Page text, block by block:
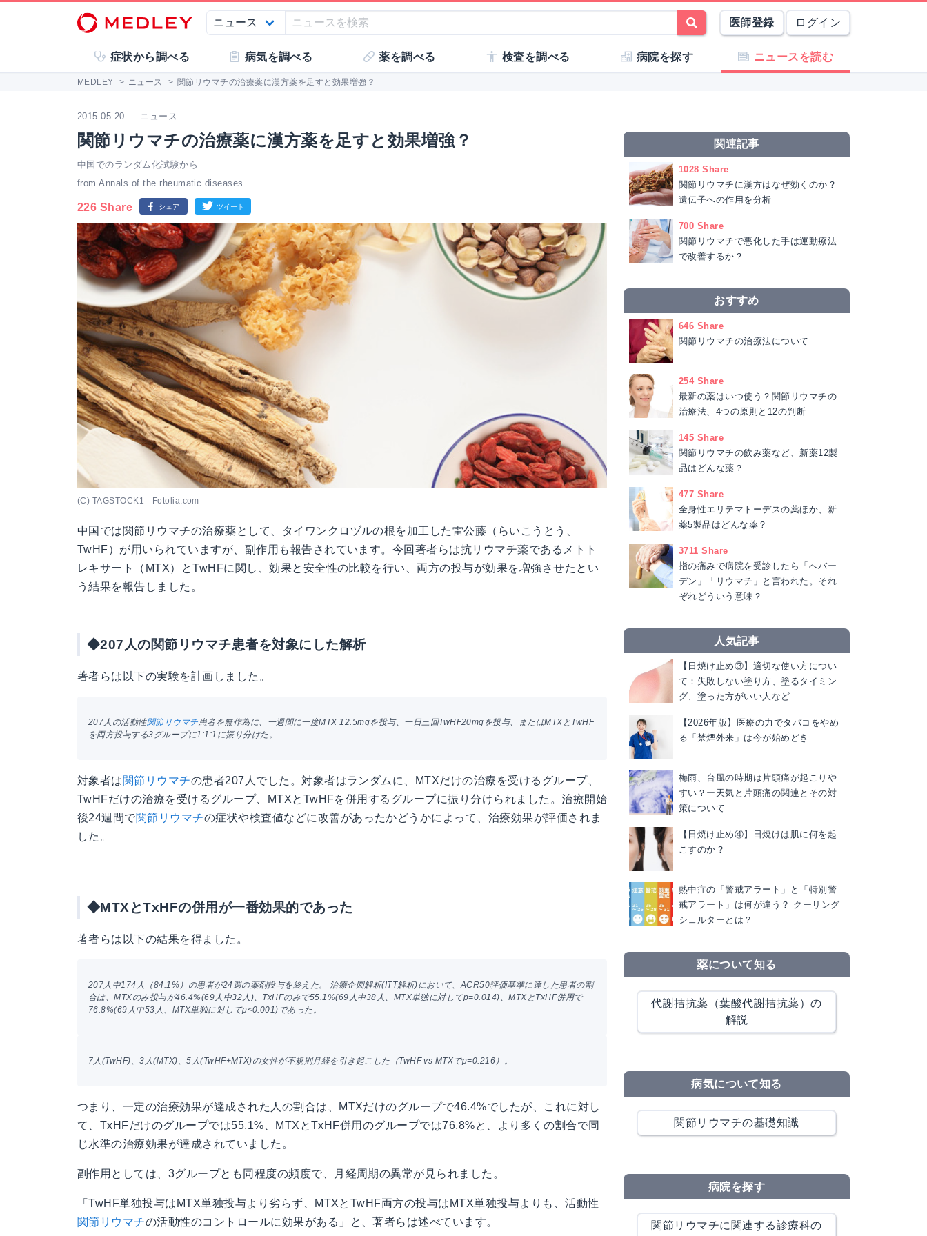
医師登録 ログイン
症状から調べる 病気を調べる 薬を調べる 検査を調べる 病院を探す ニュースを読む
MEDLEY > ニュース > 関節リウマチの治療薬に漢方薬を足すと効果増強？
2015.05.20 ｜ ニュース
関節リウマチの治療薬に漢方薬を足すと効果増強？
中国でのランダム化試験から
from Annals of the rheumatic diseases
226 Share
(C) TAGSTOCK1 - Fotolia.com
中国では関節リウマチの治療薬として、タイワンクロヅルの根を加工した雷公藤（らいこうとう、
TwHF）が用いられていますが、副作用も報告されています。今回著者らは抗リウマチ薬であるメトト
レキサート（MTX）とTwHFに関し、効果と安全性の比較を行い、両方の投与が効果を増強させたとい
う結果を報告しました。
◆207人の関節リウマチ患者を対象にした解析
著者らは以下の実験を計画しました。
207人の活動性関節リウマチ患者を無作為に、一週間に一度MTX 12.5mgを投与、一日三回TwHF20mgを投与、またはMTXとTwHF
を両方投与する3グループに1:1:1に振り分けた。
対象者は関節リウマチの患者207人でした。対象者はランダムに、MTXだけの治療を受けるグループ、
TwHFだけの治療を受けるグループ、MTXとTwHFを併用するグループに振り分けられました。治療開始
後24週間で関節リウマチの症状や検査値などに改善があったかどうかによって、治療効果が評価されま
した。
◆MTXとTxHFの併用が一番効果的であった
著者らは以下の結果を得ました。
207人中174人（84.1%）の患者が24週の薬剤投与を終えた。 治療企図解析(ITT解析)において、ACR50評価基準に達した患者の割
合は、MTXのみ投与が46.4%(69人中32人)、TxHFのみで55.1%(69人中38人、MTX単独に対してp=0.014)、MTXとTxHF併用で
76.8%(69人中53人、MTX単独に対してp<0.001)であった。
7人(TwHF)、3人(MTX)、5人(TwHF+MTX)の女性が不規則月経を引き起こした（TwHF vs MTXでp=0.216）。
つまり、一定の治療効果が達成された人の割合は、MTXだけのグループで46.4%でしたが、これに対し
て、TxHFだけのグループでは55.1%、MTXとTxHF併用のグループでは76.8%と、より多くの割合で同
じ水準の治療効果が達成されていました。
副作用としては、3グループとも同程度の頻度で、月経周期の異常が見られました。
「TwHF単独投与はMTX単独投与より劣らず、MTXとTwHF両方の投与はMTX単独投与よりも、活動性
関節リウマチの活動性のコントロールに効果がある」と、著者らは述べています。
関連記事
1028 Share
関節リウマチに漢方はなぜ効くのか？
遺伝子への作用を分析
700 Share
関節リウマチで悪化した手は運動療法
で改善するか？
おすすめ
646 Share
関節リウマチの治療法について
254 Share
最新の薬はいつ使う？関節リウマチの
治療法、4つの原則と12の判断
145 Share
関節リウマチの飲み薬など、新薬12製
品はどんな薬？
477 Share
全身性エリテマトーデスの薬ほか、新
薬5製品はどんな薬？
3711 Share
指の痛みで病院を受診したら「へバー
デン」「リウマチ」と言われた。それ
ぞれどういう意味？
人気記事
【日焼け止め③】適切な使い方につい
て：失敗しない塗り方、塗るタイミン
グ、塗った方がいい人など
【2026年版】医療の力でタバコをやめ
る「禁煙外来」は今が始めどき
梅雨、台風の時期は片頭痛が起こりや
すい？ー天気と片頭痛の関連とその対
策について
【日焼け止め④】日焼けは肌に何を起
こすのか？
熱中症の「警戒アラート」と「特別警
戒アラート」は何が違う？ クーリング
シェルターとは？
薬について知る
代謝拮抗薬（葉酸代謝拮抗薬）の
解説
病気について知る
関節リウマチの基礎知識
病院を探す
関節リウマチに関連する診療科の